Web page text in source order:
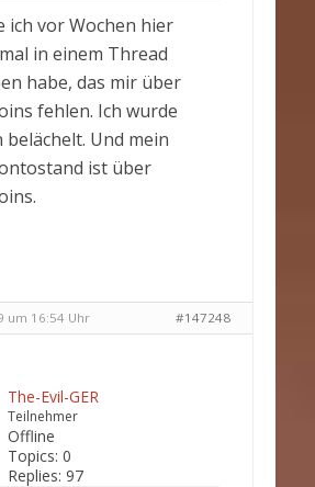
ich vor Wochen hier
in einem Thread
habe, das mir über
fehlen. Ich wurde
belächelt. Und mein
ist über
um 16:54 Uhr #147248
The-Evil-GER
Teilnehmer
Offline
Topics: 0
Replies: 97